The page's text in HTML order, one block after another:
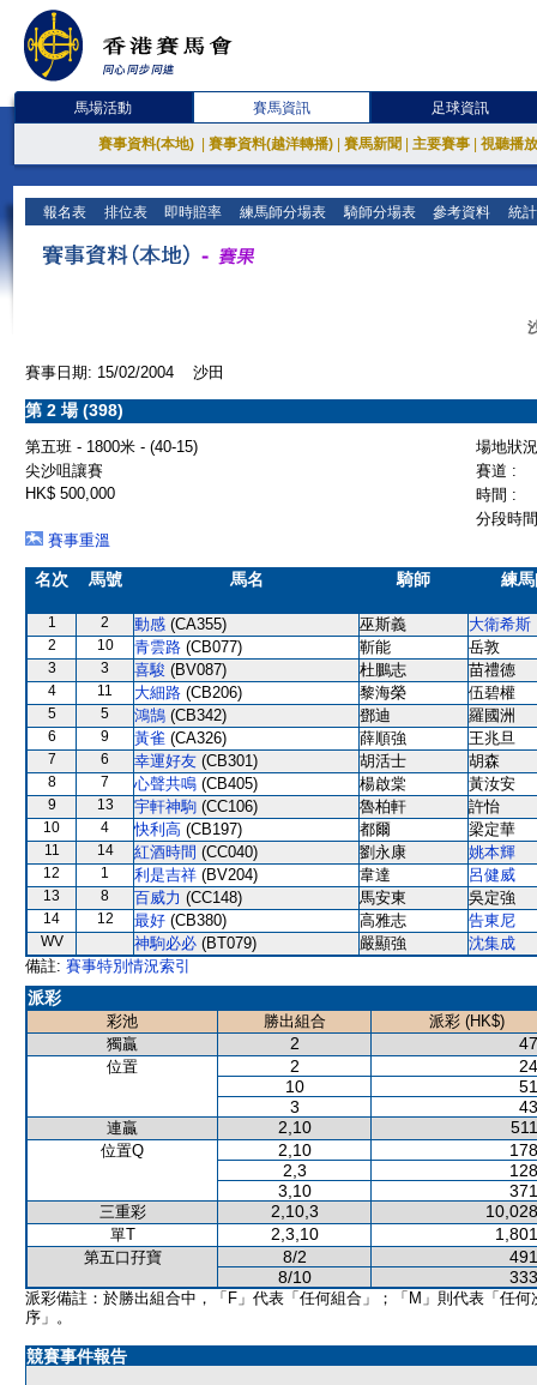
馬場活動 賽馬資訊 足球資訊
賽事資料(本地) 賽事資料(越洋轉播) 賽馬新聞 主要賽事 視聽播
報名表 排位表 即時賠率 練馬師分場表 騎師分場表 參考資料 統
賽事日期: 15/02/2004 沙田
第 2 場 (398)
第五班 - 1800米 - (40-15)
場地狀
尖沙咀讓賽
賽道 :
HK$ 500,000
時間 :
分段時
賽事重溫
名次 馬號 馬名 騎師 練
1 2 動感 (CA355) 巫斯義 大衛希斯
2 10 青雲路 (CB077) 靳能 岳敦
3 3 喜駿 (BV087) 杜鵬志 苗禮德
4 11 大細路 (CB206) 黎海榮 伍碧權
5 5 鴻鵠 (CB342) 鄧迪 羅國洲
6 9 黃雀 (CA326) 薛順強 王兆旦
7 6 幸運好友 (CB301) 胡活士 胡森
8 7 心聲共鳴 (CB405) 楊啟棠 黃汝安
9 13 宇軒神駒 (CC106) 魯柏軒 許怡
10 4 快利高 (CB197) 都爾 梁定華
11 14 紅酒時間 (CC040) 劉永康 姚本輝
12 1 利是吉祥 (BV204) 韋達 呂健威
13 8 百威力 (CC148) 馬安東 吳定強
14 12 最好 (CB380) 高雅志 告東尼
WV 神駒必必 (BT079) 嚴顯強
沈集成
備註: 賽事特別情況索引
派彩
彩池 勝出組合
派彩 (HK$)
獨贏
2
位置 2
10
3
連贏 2,10
位置Q 2,10
2,3
3,10
三重彩 2,10,3
單T 2,3,10
第五口孖寶 8/2
8/10
派彩備註：於勝出組合中，「F」代表「任何組合」；「M」則代表「任何
序」。
競賽事件報告